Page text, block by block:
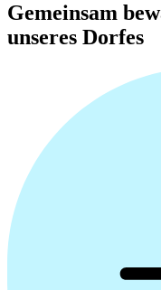
Gemeinsam
unseres Dorfes